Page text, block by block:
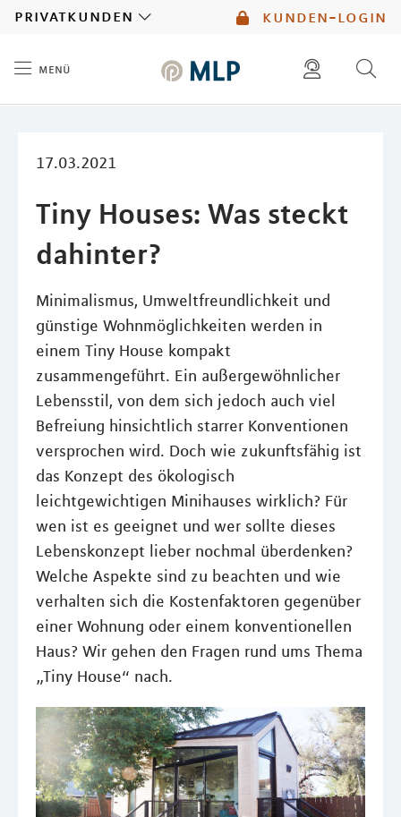
kunden-login
privatkunden
menü
17.03.2021
Tiny Houses: Was steckt
dahinter?
Minimalismus, Umweltfreundlichkeit und
günstige Wohnmöglichkeiten werden in
einem Tiny House kompakt
zusammengeführt. Ein außergewöhnlicher
Lebensstil, von dem sich jedoch auch viel
Befreiung hinsichtlich starrer Konventionen
versprochen wird. Doch wie zukunftsfähig ist
das Konzept des ökologisch
leichtgewichtigen Minihauses wirklich? Für
wen ist es geeignet und wer sollte dieses
Lebenskonzept lieber nochmal überdenken?
Welche Aspekte sind zu beachten und wie
verhalten sich die Kostenfaktoren gegenüber
einer Wohnung oder einem konventionellen
Haus? Wir gehen den Fragen rund ums Thema
„Tiny House“ nach.